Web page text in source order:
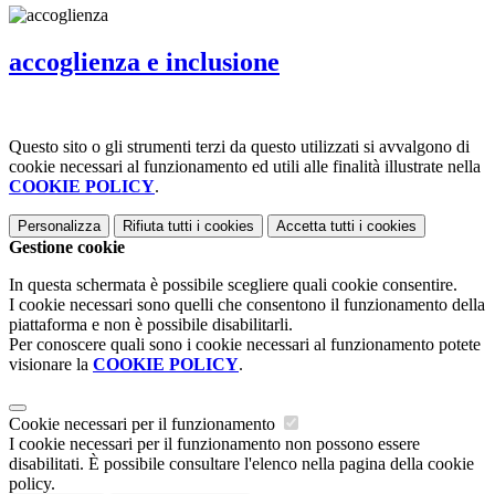
accoglienza e inclusione
Questo sito o gli strumenti terzi da questo utilizzati si avvalgono di
cookie necessari al funzionamento ed utili alle finalità illustrate nella
COOKIE POLICY.
Personalizza Rifiuta tutti i cookies Accetta tutti i cookies
Gestione cookie
In questa schermata è possibile scegliere quali cookie consentire.
I cookie necessari sono quelli che consentono il funzionamento della
piattaforma e non è possibile disabilitarli.
Per conoscere quali sono i cookie necessari al funzionamento potete
visionare la COOKIE POLICY.
Cookie necessari per il funzionamento
I cookie necessari per il funzionamento non possono essere
disabilitati. È possibile consultare l'elenco nella pagina della cookie
policy.